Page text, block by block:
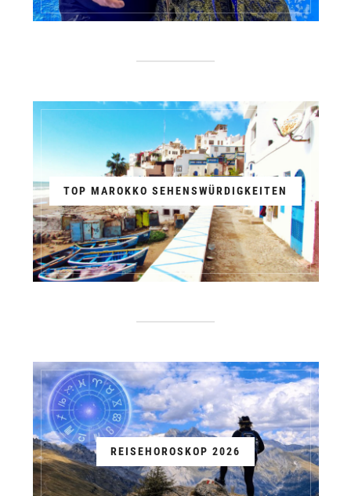
TOP MAROKKO SEHENSWÜRDIGKEITEN
REISEHOROSKOP 2026